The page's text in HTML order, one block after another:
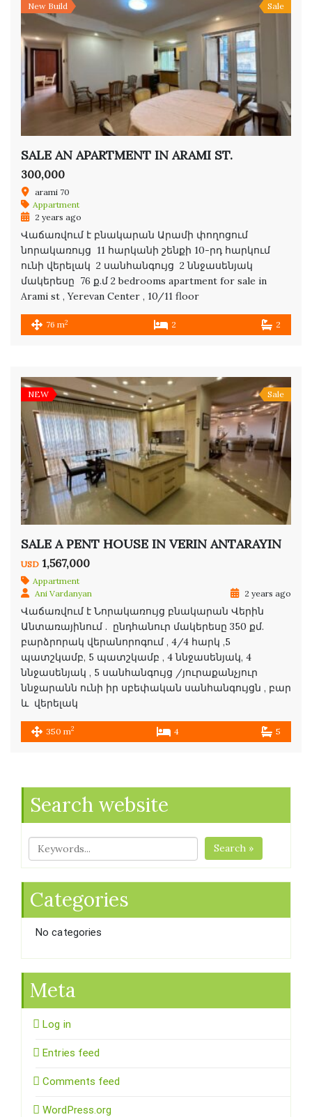
New Build Sale
SALE AN APARTMENT IN ARAMI ST.
300,000
arami 70
Appartment
2 years ago
Վաճառվում է բնակարան Արամի փողոցում
նորակառույց 11 հարկանի շենքի 10-րդ հարկում
ունի վերելակ 2 սանհանգույց 2 ննջասենյակ
մակերեսը 76 ք.մ 2 bedrooms apartment for sale in
Arami st , Yerevan Center , 10/11 floor
76 m2 2 2
NEW Sale
SALE A PENT HOUSE IN VERIN ANTARAYIN
USD 1,567,000
Appartment
Ani Vardanyan
2 years ago
Վաճառվում է Նորակառույց բնակարան Վերին
Անտառայինում . ընդհանուր մակերեսը 350 քմ.
բարձրորակ վերանորոգում , 4/4 հարկ ,5
պատշկամբ, 5 պատշկամբ , 4 ննջասենյակ, 4
ննջասենյակ , 5 սանհանգույց /յուրաքանչյուր
ննջարանն ունի իր սբեփական սանհանգույցն , բար
և վերելակ
350 m2 4 5
Search website
Search »
Categories
No categories
Meta
Log in
Entries feed
Comments feed
WordPress.org